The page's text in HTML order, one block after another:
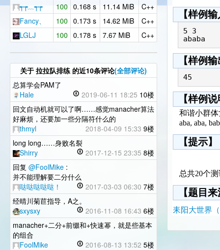
┭┮﹏┭┮
100 0.168 s 11.14 MiB
C++
Fancy、
100 0.173 s 14.62 MiB
C++
LGLJ
100 0.178 s 7.67 MiB C++
关于 拉拉队排练 的近10条评论(全部评论)
总算学会PAM了
Hale
2019-06-11 18:25 10楼
回文自动机就可以了啊……感觉manacher算法
好麻烦，还要加一些分隔符什么的
thmyl
2018-04-09 15:33 9楼
long long……身败名裂
Shirry
2017-12-15 23:35 8楼
回复 @FoolMike :
并不能理解要二分什么
哒哒哒哒哒！
2017-03-03 06:30 7楼
经晴川菊苣指导，A之。
sxysxy
2016-11-08 16:43 6楼
manacher+二分+前缀和+快速幂，就是些基本
的组合
FoolMike
2016-08-13 13:52 5楼
【样例
5 3
ababa
【样例
45
【样例
和谐小群
aba, aba,
【提示】
总共20个
【题目
耒阳大世界